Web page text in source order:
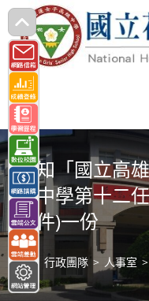
跳
轉
至
主
要
內
容 轉知「國立高
級中學第十二
附件)一份
> 行政團隊 > 人事室 >